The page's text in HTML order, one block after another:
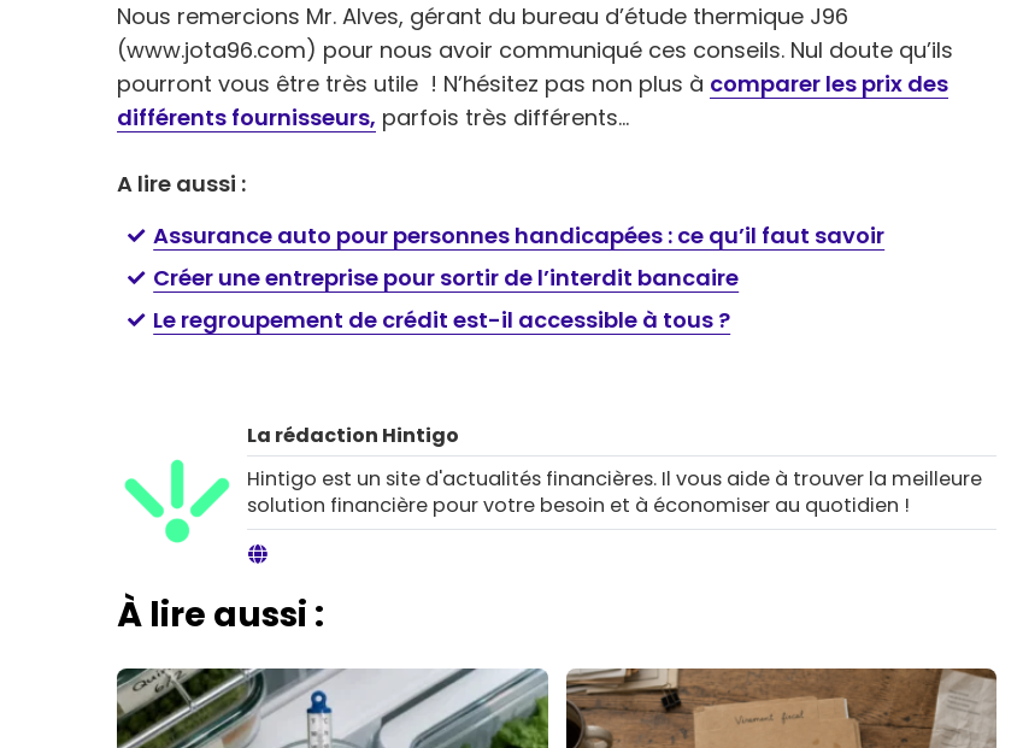
Nous remercions Mr. Alves, gérant du bureau d’étude thermique J96
(www.jota96.com) pour nous avoir communiqué ces conseils. Nul doute qu’ils
pourront vous être très utile ! N’hésitez pas non plus à comparer les prix des
différents fournisseurs, parfois très différents…
A lire aussi :
Assurance auto pour personnes handicapées : ce qu’il faut savoir
Créer une entreprise pour sortir de l’interdit bancaire
Le regroupement de crédit est-il accessible à tous ?
La rédaction Hintigo
Hintigo est un site d'actualités financières. Il vous aide à trouver la meilleure
solution financière pour votre besoin et à économiser au quotidien !
À lire aussi :